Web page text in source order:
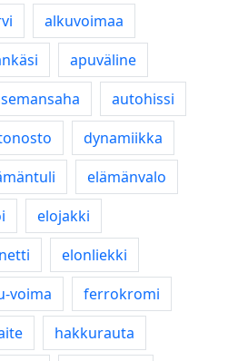
alkuvoimaa
apuväline
autohissi
dynamiikka
elämänvalo
elojakki
elonliekki
voima
ferrokromi
hakkurauta